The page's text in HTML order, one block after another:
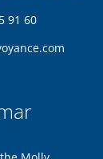
91 60